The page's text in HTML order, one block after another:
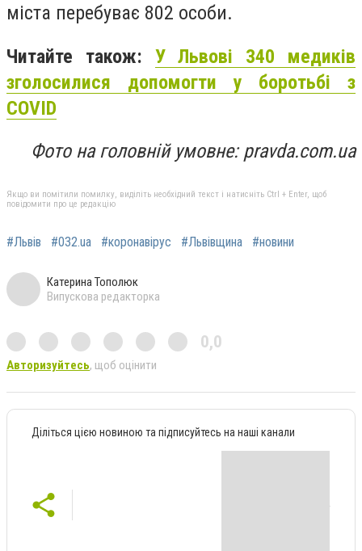
міста перебуває 802 особи.
Читайте також: У Львові 340 медиків
зголосилися допомогти у боротьбі з
COVID
Фото на головній умовне: pravda.com.ua
Якщо ви помітили помилку, виділіть необхідний текст і натисніть Ctrl + Enter, щоб
повідомити про це редакцію
#Львів #032.ua #коронавірус #Львівщина #новини
Катерина Тополюк
Випускова редакторка
0,0
Авторизуйтесь, щоб оцінити
Діліться цією новиною та підписуйтесь на наші канали